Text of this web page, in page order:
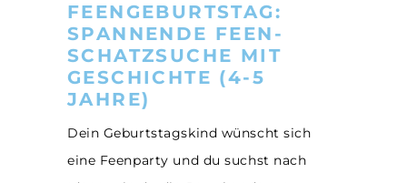
FEENGEBURTSTAG:
SPANNENDE FEEN-
SCHATZSUCHE MIT
GESCHICHTE (4-5
JAHRE)
Dein Geburtstagskind wünscht sich
eine Feenparty und du suchst nach